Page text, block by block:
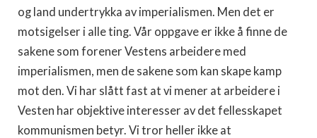
og land undertrykka av imperialismen. Men det er
motsigelser i alle ting. Vår oppgave er ikke å finne de
sakene som forener Vestens arbeidere med
imperialismen, men de sakene som kan skape kamp
mot den. Vi har slått fast at vi mener at arbeidere i
Vesten har objektive interesser av det fellesskapet
kommunismen betyr. Vi tror heller ikke at